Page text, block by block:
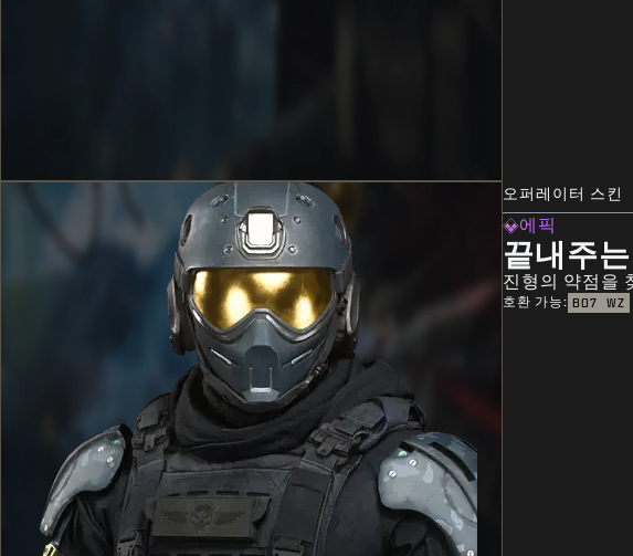
오퍼레이터 스킨
에픽
끝내주
진형의 약점을
호환 가능: BO7 WZ